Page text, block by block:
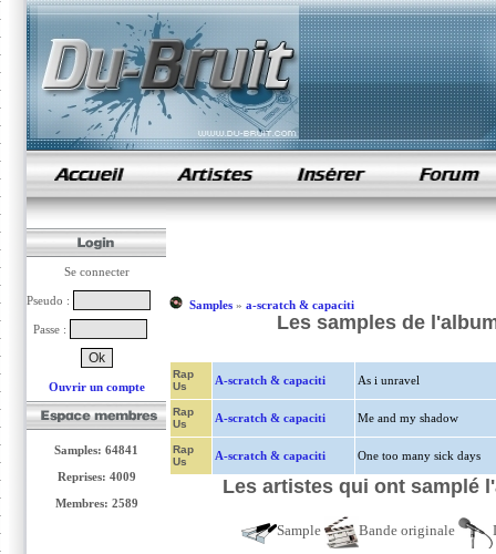
samples de rap
Se connecter
Pseudo :
Passe :
Ouvrir un compte
Samples: 64841
Reprises: 4009
Membres: 2589
Samples» a-scratch & capaciti
Les samples de
Rap
Us
A-scratch & capaciti As i unravel
Rap
Us
A-scratch & capaciti Me and my shadow
Rap
Us
A-scratch & capaciti One too many sick days
Les artistes qui ont samplé
Sample Bande originale